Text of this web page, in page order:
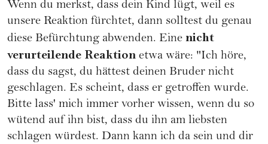
Wenn du merkst, dass dein Kind lügt, weil es
unsere Reaktion fürchtet, dann solltest du genau
diese Befürchtung abwenden. Eine nicht
verurteilende Reaktion etwa wäre: "Ich höre,
dass du sagst, du hättest deinen Bruder nicht
geschlagen. Es scheint, dass er getroffen wurde.
Bitte lass' mich immer vorher wissen, wenn du so
wütend auf ihn bist, dass du ihn am liebsten
schlagen würdest. Dann kann ich da sein und dir